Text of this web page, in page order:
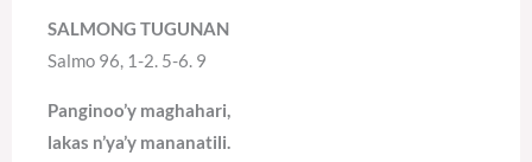
SALMONG TUGUNAN
Salmo 96, 1-2. 5-6. 9
Panginoo’y maghahari,
lakas n’ya’y mananatili.